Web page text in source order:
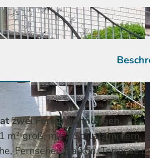
zwei Ferienwohnungen.
groß, mit 2 Schlafzimmern,
Fernseher, Balkon, Terrasse